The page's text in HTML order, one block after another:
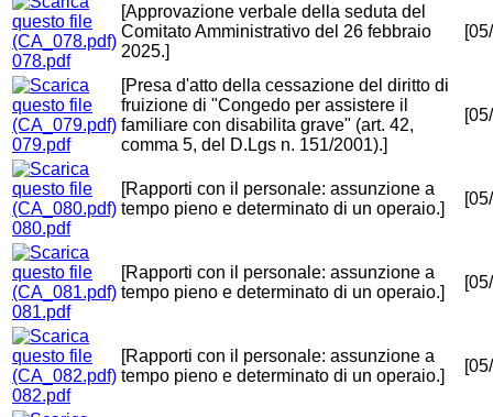
078.pdf
[Approvazione verbale della seduta del
Comitato Amministrativo del 26 febbraio
2025.]
079.pdf
[Presa d'atto della cessazione del diritto di
fruizione di "Congedo per assistere il
familiare con disabilita grave" (art. 42,
comma 5, del D.Lgs n. 151/2001).]
080.pdf
[Rapporti con il personale: assunzione a
tempo pieno e determinato di un operaio.]
081.pdf
[Rapporti con il personale: assunzione a
tempo pieno e determinato di un operaio.]
082.pdf
[Rapporti con il personale: assunzione a
tempo pieno e determinato di un operaio.]